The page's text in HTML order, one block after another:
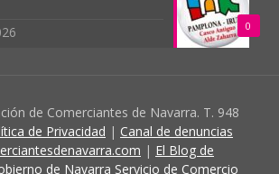
0
de Comerciantes de Navarra. T. 948
de Privacidad | Canal de denuncias
| El Blog de
de Navarra Servicio de Comercio